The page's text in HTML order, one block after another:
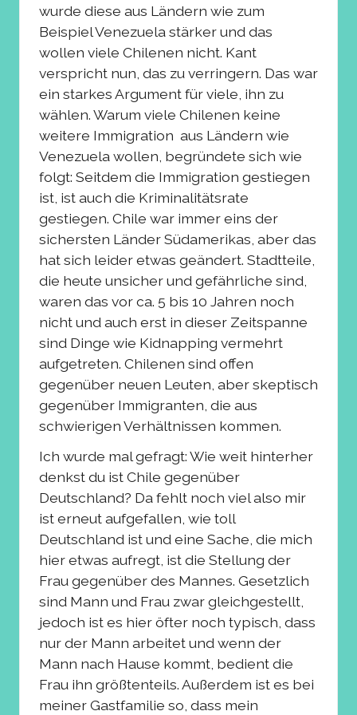
wurde diese aus Ländern wie zum
Beispiel Venezuela stärker und das
wollen viele Chilenen nicht. Kant
verspricht nun, das zu verringern. Das war
ein starkes Argument für viele, ihn zu
wählen. Warum viele Chilenen keine
weitere Immigration aus Ländern wie
Venezuela wollen, begründete sich wie
folgt: Seitdem die Immigration gestiegen
ist, ist auch die Kriminalitätsrate
gestiegen. Chile war immer eins der
sichersten Länder Südamerikas, aber das
hat sich leider etwas geändert. Stadtteile,
die heute unsicher und gefährliche sind,
waren das vor ca. 5 bis 10 Jahren noch
nicht und auch erst in dieser Zeitspanne
sind Dinge wie Kidnapping vermehrt
aufgetreten. Chilenen sind offen
gegenüber neuen Leuten, aber skeptisch
gegenüber Immigranten, die aus
schwierigen Verhältnissen kommen.
Ich wurde mal gefragt: Wie weit hinterher
denkst du ist Chile gegenüber
Deutschland? Da fehlt noch viel also mir
ist erneut aufgefallen, wie toll
Deutschland ist und eine Sache, die mich
hier etwas aufregt, ist die Stellung der
Frau gegenüber des Mannes. Gesetzlich
sind Mann und Frau zwar gleichgestellt,
jedoch ist es hier öfter noch typisch, dass
nur der Mann arbeitet und wenn der
Mann nach Hause kommt, bedient die
Frau ihn größtenteils. Außerdem ist es bei
meiner Gastfamilie so, dass mein